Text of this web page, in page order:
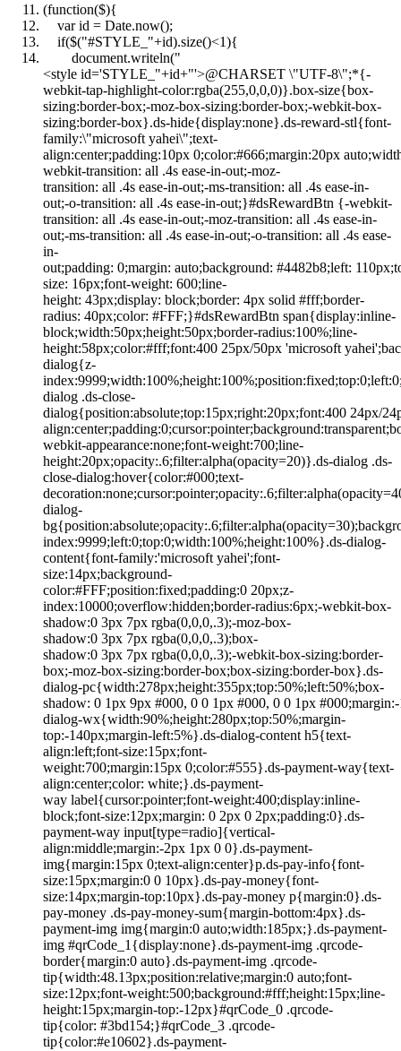
(function($){
var id = Date.now();
if($("#STYLE_"+id).size()<1){
document.writeln("
<style id='STYLE_"+id+"'>@CHARSET \"UTF-8\";*{-
webkit-tap-highlight-color:rgba(255,0,0,0)}.box-size{box-
sizing:border-box;-moz-box-sizing:border-box;-webkit-box-
sizing:border-box}.ds-hide{display:none}.ds-reward-stl{font-
family:\"microsoft yahei\";text-
align:center;padding:10px 0;color:#666;margin:20px
webkit-transition: all .4s ease-in-out;-moz-
transition: all .4s ease-in-out;-ms-transition: all .4s ease-in-
out;-o-transition: all .4s ease-in-out;}#dsRewardBtn {-webkit-
transition: all .4s ease-in-out;-moz-transition: all .4s ease-in-
out;-ms-transition: all .4s ease-in-out;-o-transition: all .4s ease-
in-
out;padding: 0;margin: auto;background: #4482b8;left:
size: 16px;font-weight: 600;line-
height: 43px;display: block;border: 4px solid #fff;border-
radius: 40px;color: #FFF;}#dsRewardBtn span{display:inline-
block;width:50px;height:50px;border-radius:100%;line-
height:58px;color:#fff;font:400 25px/50px 'microsoft
dialog{z-
dialog .ds-close-
dialog{position:absolute;top:15px;right:20px;font:400 24px/
webkit-appearance:none;font-weight:700;line-
height:20px;opacity:.6;filter:alpha(opacity=20)}.ds-dialog .ds-
close-dialog:hover{color:#000;text-
dialog-
index:9999;left:0;top:0;width:100%;height:100%}.ds-dialog-
content{font-family:'microsoft yahei';font-
size:14px;background-
color:#FFF;position:fixed;padding:0 20px;z-
index:10000;overflow:hidden;border-radius:6px;-webkit-box-
shadow:0 3px 7px rgba(0,0,0,.3);-moz-box-
shadow:0 3px 7px rgba(0,0,0,.3);box-
shadow:0 3px 7px rgba(0,0,0,.3);-webkit-box-sizing:border-
box;-moz-box-sizing:border-box;box-sizing:border-box}.ds-
dialog-pc{width:278px;height:355px;top:50%;left:50%;box-
shadow: 0 1px 9px #000, 0 0 1px #000, 0 0 1px
dialog-wx{width:90%;height:280px;top:50%;margin-
top:-140px;margin-left:5%}.ds-dialog-content h5{text-
align:left;font-size:15px;font-
weight:700;margin:15px 0;color:#555}.ds-payment-way{text-
align:center;color: white;}.ds-payment-
way label{cursor:pointer;font-weight:400;display:inline-
block;font-size:12px;margin: 0 2px 0 2px;padding:0}.ds-
payment-way input[type=radio]{vertical-
align:middle;margin:-2px 1px 0 0}.ds-payment-
img{margin:15px 0;text-align:center}p.ds-pay-info{font-
size:15px;margin:0 0 10px}.ds-pay-money{font-
size:14px;margin-top:10px}.ds-pay-money p{margin:0}.ds-
pay-money .ds-pay-money-sum{margin-bottom:4px}.ds-
payment-img img{margin:0 auto;width:185px;}.ds-payment-
img #qrCode_1{display:none}.ds-payment-img .qrcode-
border{margin:0 auto}.ds-payment-img .qrcode-
tip{width:48.13px;position:relative;margin:0 auto;font-
size:12px;font-weight:500;background:#fff;height:15px;line-
height:15px;margin-top:-12px}#qrCode_0 .qrcode-
tip{color: #3bd154;}#qrCode_3 .qrcode-
tip{color:#e10602}.ds-payment-